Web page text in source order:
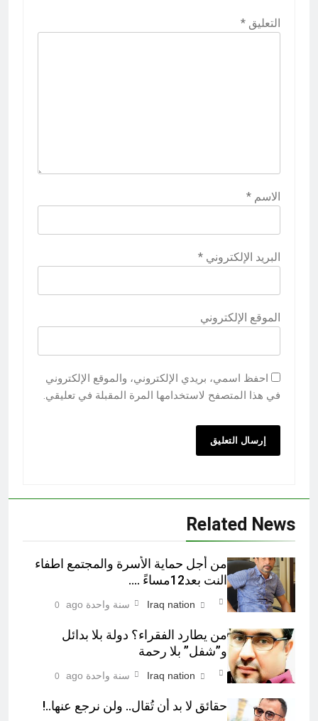
التعليق *
الاسم *
البريد الإلكتروني *
الموقع الإلكتروني
احفظ اسمي، بريدي الإلكتروني، والموقع الإلكتروني
في هذا المتصفح لاستخدامها المرة المقبلة في تعليقي.
Related News
من أجل حماية الأسرة والمجتمع اطفاء
النت بعد12مساءً ….
Iraq nation سنة واحدة ago 0
من يطارد الفقراء؟ دولة بلا بدائل
و”شفل” بلا رحمة
Iraq nation سنة واحدة ago 0
حقائق لا بد أن تُقال.. ولن نرجع عنها..!